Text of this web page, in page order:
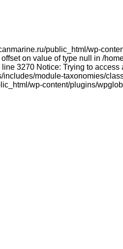
public_html/wp-
on value of type null in /
3270 Notice: Trying to access
module-taxonomies/
wp-content/plugins/